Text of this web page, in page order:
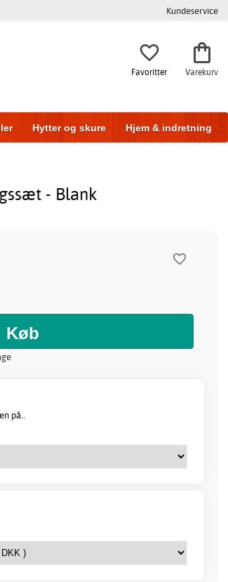
Kundeservice
Favoritter Varekurv
Hytter og skure Hjem & indretning
- Blank
på..